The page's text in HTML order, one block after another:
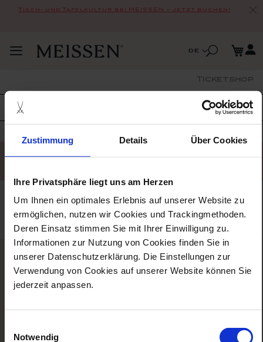
Zustimmung Details Über Cookies
Ihre Privatsphäre liegt uns am Herzen
Um Ihnen ein optimales Erlebnis auf unserer Website zu
ermöglichen, nutzen wir Cookies und Trackingmethoden.
Deren Einsatz stimmen Sie mit Ihrer Einwilligung zu.
Informationen zur Nutzung von Cookies finden Sie in
unserer Datenschutzerklärung. Die Einstellungen zur
Verwendung von Cookies auf unserer Website können Sie
jederzeit anpassen.
Notwendig
Tisch- und Tafelkultur bei MEISSEN – Jetzt buchen!
Inhalt
Navigation
Sprache
de
Ticketshop
Suche
STARTSEITE GESCHENKGUTSCHEIN
Leider können wir keine passenden Produkte zu
das unternehmen
angebote
rechtliches